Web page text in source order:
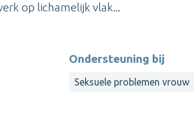
op lichamelijk vlak...
Ondersteuning bij
Seksuele problemen vrouw